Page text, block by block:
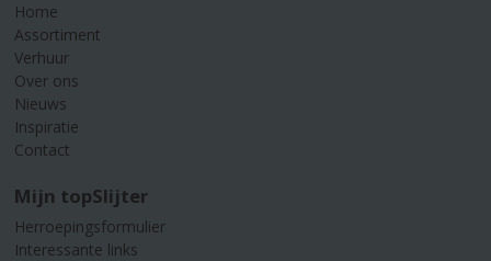
Home
Assortiment
Verhuur
Over ons
Nieuws
Inspiratie
Contact
Mijn topSlijter
Herroepingsformulier
Interessante links